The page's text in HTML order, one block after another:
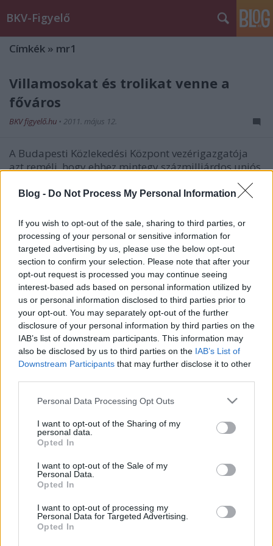
Blog - Do Not Process My Personal Information
If you wish to opt-out of the sale, sharing to third parties, or
processing of your personal or sensitive information for
targeted advertising by us, please use the below opt-out
section to confirm your selection. Please note that after your
opt-out request is processed you may continue seeing
interest-based ads based on personal information utilized by
us or personal information disclosed to third parties prior to
your opt-out. You may separately opt-out of the further
disclosure of your personal information by third parties on the
IAB’s list of downstream participants. This information may
also be disclosed by us to third parties on the IAB’s List of
Downstream Participants that may further disclose it to other
Please note that this website/app uses one or more Google
not limited to your visit or usage behaviour. You may click to
grant or deny consent to Google and its third-party tags to
use your data for below specified purposes in below Google
consent section.
Personal Data Processing Opt Outs
I want to opt-out of the Sharing of my
personal data.
Opted In
I want to opt-out of the Sale of my
Personal Data.
Opted In
I want to opt-out of processing my
Personal Data for Targeted Advertising.
Opted In
BKV-Figyelő
Címkék » mr1
Villamosokat és trolikat venne a
főváros
BKV figyelő.hu • 2011. május 12.
A Budapesti Közlekedési Központ vezérigazgatója
azt reméli, hogy ehhez mintegy százmilliárdos uniós
támogatást sikerül szerezni. Vitézy Dávid a Kossuth
Rádió 180 perc című műsorában szertdán elmondta
budai fonódó…
Vitézy: újabb nonstop
villamosjáratok jöhetnek
BKV figyelő.hu•2011. május 02.
Műszakilag nem megoldható, hogy a metró éjjel-
nappal járjon, de péntek-szombat éjjel esetleg lesz
erre lehetőség - mondta a BKK igazgatója a Kossuth
Rádió 180 perc című műsorában. Műszakilag nem
Mégsem cseréli le öreg buszait a
BKV?
BKV figyelő.hu•2009. december 22.
várhatóan már szerdán aláírja a kormány és a
főváros azt a megállapodást, amelynek értelmében
2011-től 18 milliárd, az azt követő években pedig 20